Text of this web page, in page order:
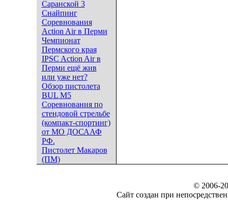
Саранской 3
Снайпинг
Соревнования
Action Air в Перми
Чемпионат
Пермского края
IPSC Action Air в
Перми ещё жив
или уже нет?
Обзор пистолета
BUL M5
Соревнования по
стендовой стрельбе
(компакт-спортинг)
от МО ДОСААФ
РФ.
Пистолет Макаров
(ПМ)
© 2006-
Сайт создан при